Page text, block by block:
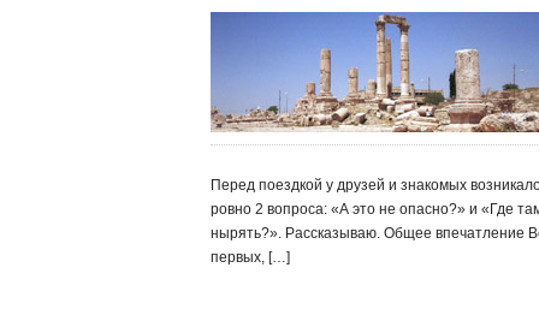
Перед поездкой у друзей и знакомых
ровно 2 вопроса: «А это не опасно?» и «Где
нырять?». Рассказываю. Общее впечатление
первых, […]